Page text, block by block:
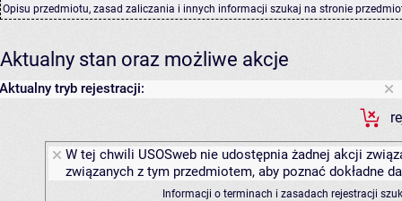
Opisu przedmiotu, zasad zaliczania i innych informacji szukaj na stronie
Aktualny stan oraz możliwe akcje
Aktualny tryb rejestracji:
W tej chwili USOSweb nie udostępnia żadnej akcji
związanych z tym przedmiotem, aby poznać dokładne
Informacji o terminach i zasadach rejestracji